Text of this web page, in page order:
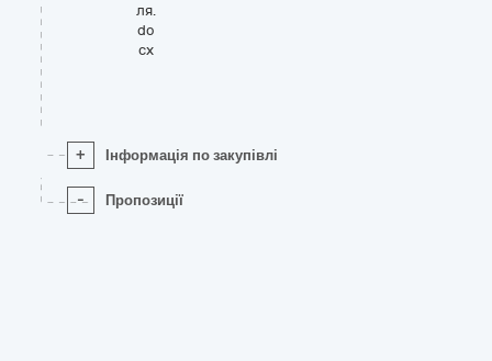
ля.
do
cx
+ Інформація по закупівлі
- Пропозиції